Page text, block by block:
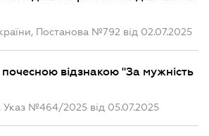
Постанова №792 від 02.07.2025
відзнакою "За мужність
Указ №464/2025 від 05.07.2025